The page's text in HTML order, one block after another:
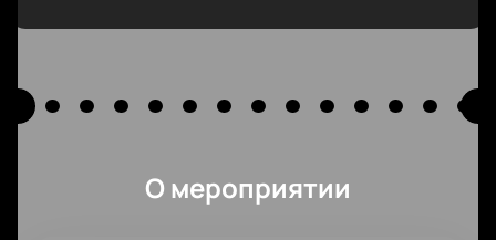
О мероприятии